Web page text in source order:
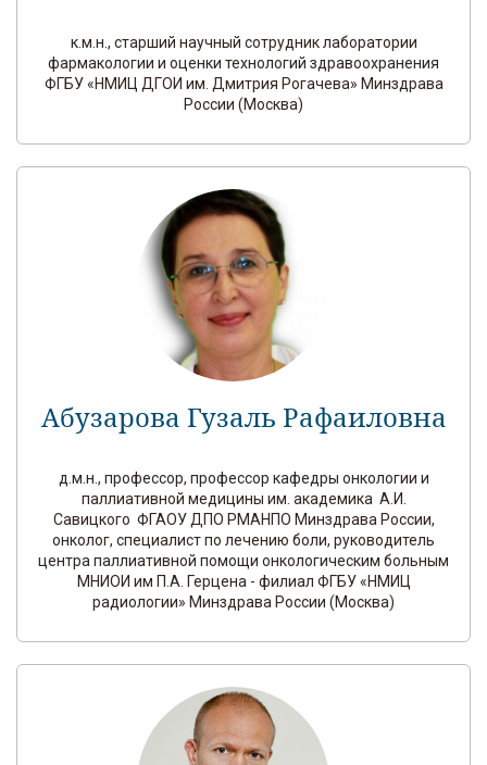
к.м.н., старший научный сотрудник лаборатории
фармакологии и оценки технологий здравоохранения
ФГБУ «НМИЦ ДГОИ им. Дмитрия Рогачева» Минздрава
России (Москва)
Абузарова Гузаль Рафаиловна
д.м.н., профессор, профессор кафедры онкологии и
паллиативной медицины им. академика А.И.
Савицкого ФГАОУ ДПО РМАНПО Минздрава России,
онколог, специалист по лечению боли, руководитель
центра паллиативной помощи онкологическим больным
МНИОИ им П.А. Герцена - филиал ФГБУ «НМИЦ
радиологии» Минздрава России (Москва)